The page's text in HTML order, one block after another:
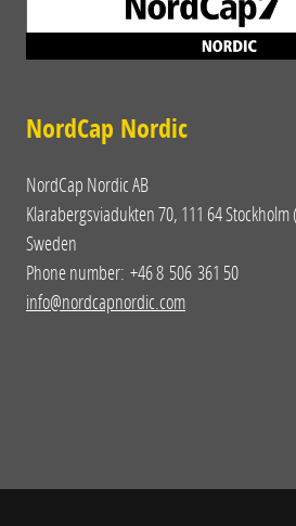
NordCap Nordic
NordCap Nordic AB
Klarabergsviadukten 70, 111 64
Sweden
Phone number: +46 8 506 361 50
info@nordcapnordic.com